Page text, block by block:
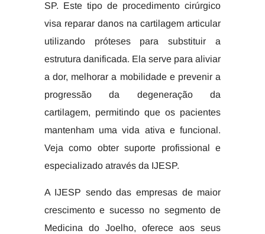
SP. Este tipo de procedimento cirúrgico
visa reparar danos na cartilagem articular
utilizando próteses para substituir a
estrutura danificada. Ela serve para aliviar
a dor, melhorar a mobilidade e prevenir a
progressão da degeneração da
cartilagem, permitindo que os pacientes
mantenham uma vida ativa e funcional.
Veja como obter suporte profissional e
especializado através da IJESP.
A IJESP sendo das empresas de maior
crescimento e sucesso no segmento de
Medicina do Joelho, oferece aos seus